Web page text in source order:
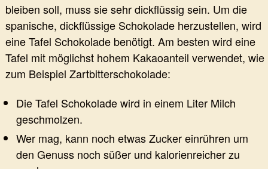
bleiben soll, muss sie sehr dickflüssig sein. Um die
spanische, dickflüssige Schokolade herzustellen, wird
eine Tafel Schokolade benötigt. Am besten wird eine
Tafel mit möglichst hohem Kakaoanteil verwendet, wie
zum Beispiel Zartbitterschokolade:
Die Tafel Schokolade wird in einem Liter Milch
geschmolzen.
Wer mag, kann noch etwas Zucker einrühren um
den Genuss noch süßer und kalorienreicher zu